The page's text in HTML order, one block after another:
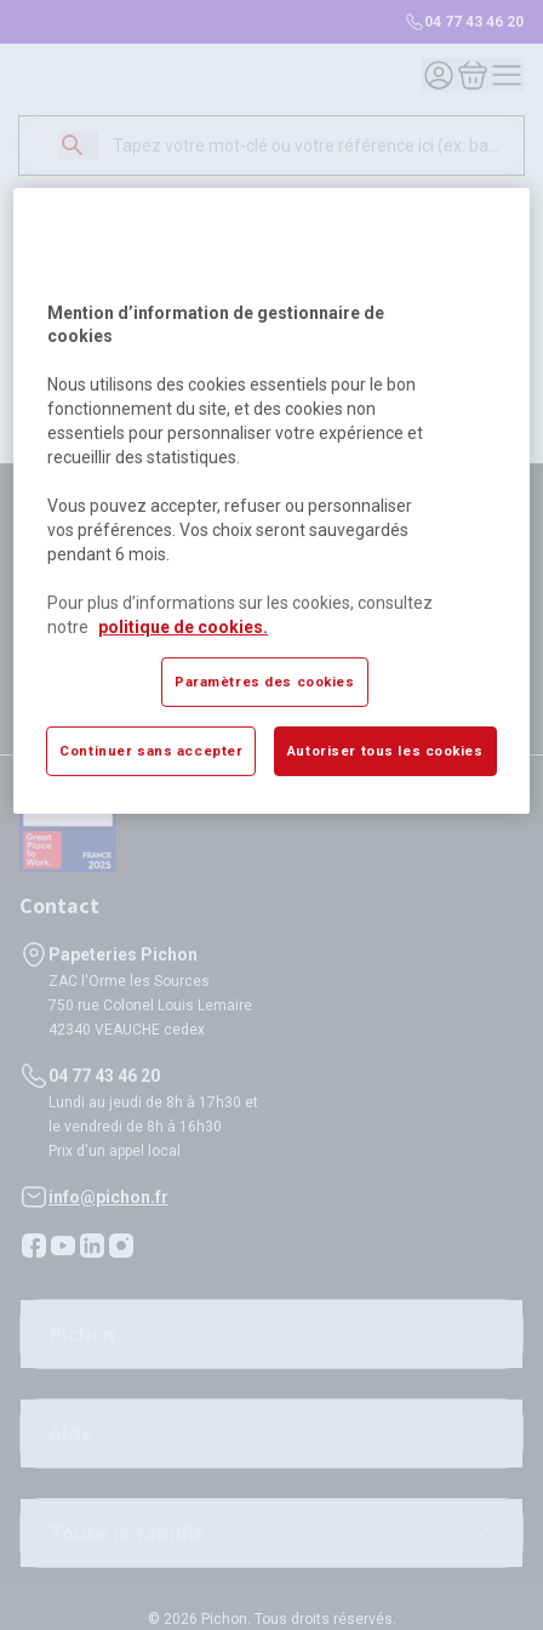
04 77 43 46 20
Mon compte
Mon
500
excuser pour la gêne occasionée.
Retour Retour à l'accueil
Plus de 180 personnes
à votre écoute
Plus de 80 000 références
disponibles
Expédition le jour même
si validation avant 12h
satisfaction totale
Contact
Papeteries Pichon
ZAC l'Orme les Sources
750 rue Colonel Louis Lemaire
42340 VEAUCHE cedex
04 77 43 46 20
Lundi au jeudi de 8h à 17h30 et
le vendredi de 8h à 16h30
Prix d'un appel local
info@pichon.fr
© 2026 Pichon. Tous droits réservés.
Mention d’information de gestionnaire de
cookies
Nous utilisons des cookies essentiels pour le bon
fonctionnement du site, et des cookies non
essentiels pour personnaliser votre expérience et
recueillir des statistiques.
Vous pouvez accepter, refuser ou personnaliser
vos préférences. Vos choix seront sauvegardés
pendant 6 mois.
Pour plus d’informations sur les cookies, consultez
notre
politique de cookies.
Paramètres des cookies
Continuer sans accepter Autoriser tous les cookies